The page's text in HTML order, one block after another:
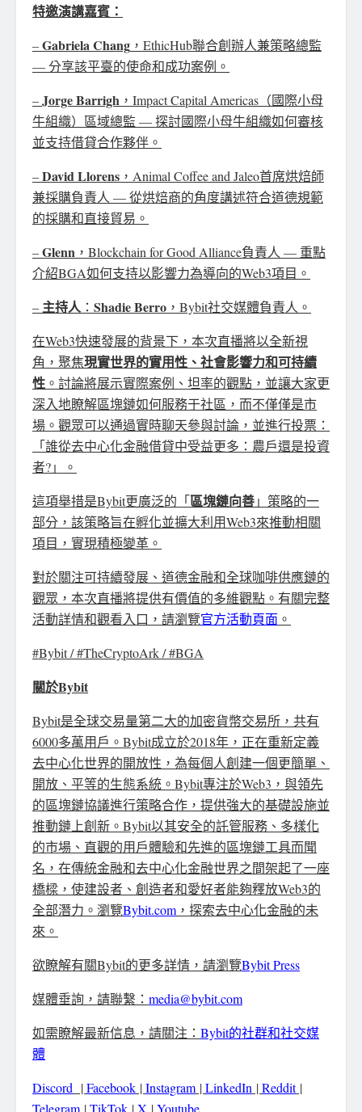
特邀演講嘉賓：
–Gabriela Chang ，EthicHub聯合創辦人兼策略總監
— 分享該平臺的使命和成功案例。
–Jorge Barrigh ，Impact Capital Americas（國際小母
牛組織）區域總監 — 探討國際小母牛組織如何審核
並支持借貸合作夥伴。
–David Llorens ，Animal Coffee and Jaleo首席烘焙師
兼採購負責人 — 從烘焙商的角度講述符合道德規範
的採購和直接貿易。
–Glenn ，Blockchain for Good Alliance負責人 — 重點
介紹BGA如何支持以影響力為導向的Web3項目。
– 主持人 ： Shadie Berro ，Bybit社交媒體負責人。
在Web3快速發展的背景下，本次直播將以全新視
角，聚焦現實世界的實用性、社會影響力和可持續
性 。討論將展示實際案例、坦率的觀點，並讓大家更
深入地瞭解區塊鏈如何服務于社區，而不僅僅是市
場。觀眾可以通過實時聊天參與討論，並進行投票：
「誰從去中心化金融借貸中受益更多：農戶還是投資
者?」。
這項舉措是Bybit更廣泛的「區塊鏈向善」策略的一
部分，該策略旨在孵化並擴大利用Web3來推動相關
項目，實現積極變革。
對於關注可持續發展、道德金融和全球咖啡供應鏈的
觀眾，本次直播將提供有價值的多維觀點。有關完整
活動詳情和觀看入口，請瀏覽官方活動頁面 。
#Bybit / #TheCryptoArk / #BGA
關於Bybit
Bybit是全球交易量第二大的加密貨幣交易所，共有
6000多萬用戶。Bybit成立於2018年，正在重新定義
去中心化世界的開放性，為每個人創建一個更簡單、
開放、平等的生態系統。Bybit專注於Web3，與領先
的區塊鏈協議進行策略合作，提供強大的基礎設施並
推動鏈上創新。Bybit以其安全的託管服務、多樣化
的市場、直觀的用戶體驗和先進的區塊鏈工具而聞
名，在傳統金融和去中心化金融世界之間架起了一座
橋樑，使建設者、創造者和愛好者能夠釋放Web3的
全部潛力。瀏覽Bybit.com ，探索去中心化金融的未
來。
欲瞭解有關Bybit的更多詳情，請瀏覽Bybit Press
媒體垂詢，請聯繫： media@bybit.com
如需瞭解最新信息，請關注： Bybit的社群和社交媒
體
Discord |Facebook |Instagram |LinkedIn |Reddit|
Telegram |TikTok |X |Youtube